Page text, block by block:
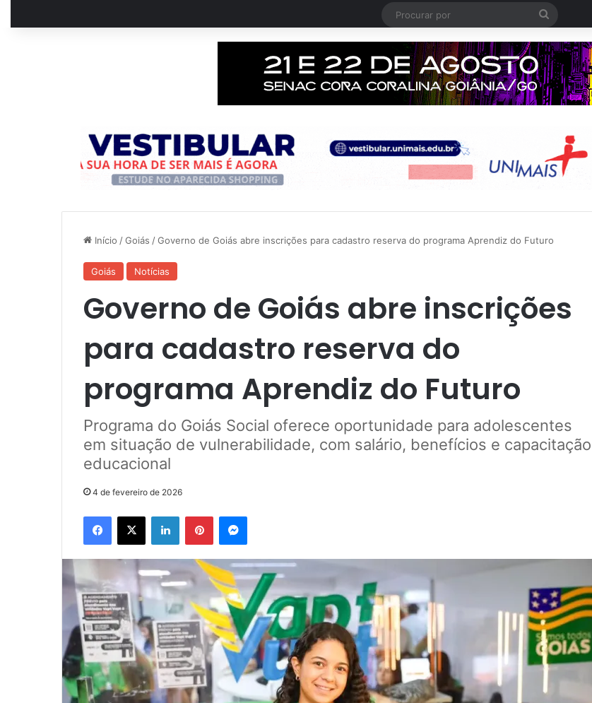
Procurar
por
Início /Goiás /Governo de Goiás abre inscrições para cadastro reserva do programa Aprendiz do Futuro
Goiás Notícias
Governo de Goiás abre inscrições
para cadastro reserva do
programa Aprendiz do Futuro
Programa do Goiás Social oferece oportunidade para adolescentes
em situação de vulnerabilidade, com salário, benefícios e capacitação
educacional
4 de fevereiro de 2026
Facebook
X LinkedinPinterestMessenger